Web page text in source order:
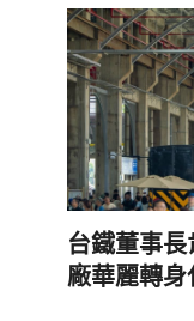
台鐵董事
廠華麗轉身